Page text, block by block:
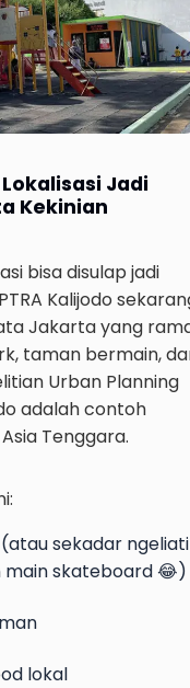
Lokalisasi Jadi
Kekinian
bisa disulap jadi
Kalijodo
Jakarta yang
taman bermain,
Urban Planning
adalah contoh
Tenggara.
sekadar
skateboard 😂)
lokal